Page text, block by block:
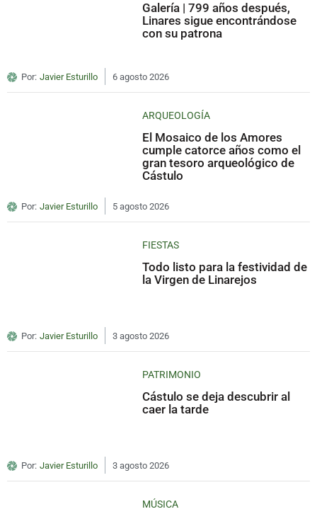
Galería | 799 años después,
Linares sigue encontrándose
con su patrona
Por: Javier Esturillo 6 agosto 2026
ARQUEOLOGÍA
El Mosaico de los Amores
cumple catorce años como el
gran tesoro arqueológico de
Cástulo
Por: Javier Esturillo 5 agosto 2026
FIESTAS
Todo listo para la festividad de
la Virgen de Linarejos
Por: Javier Esturillo 3 agosto 2026
PATRIMONIO
Cástulo se deja descubrir al
caer la tarde
Por: Javier Esturillo 3 agosto 2026
MÚSICA